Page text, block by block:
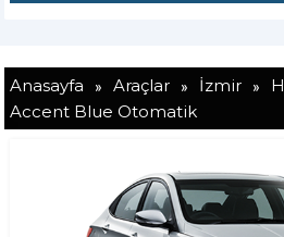
Anasayfa » Araçlar » İzmir »
Accent Blue Otomatik